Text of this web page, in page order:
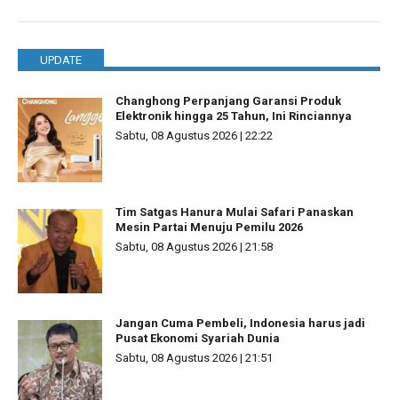
UPDATE
Changhong Perpanjang Garansi Produk
Elektronik hingga 25 Tahun, Ini Rinciannya
Sabtu, 08 Agustus 2026 | 22:22
Tim Satgas Hanura Mulai Safari Panaskan
Mesin Partai Menuju Pemilu 2026
Sabtu, 08 Agustus 2026 | 21:58
Jangan Cuma Pembeli, Indonesia harus jadi
Pusat Ekonomi Syariah Dunia
Sabtu, 08 Agustus 2026 | 21:51